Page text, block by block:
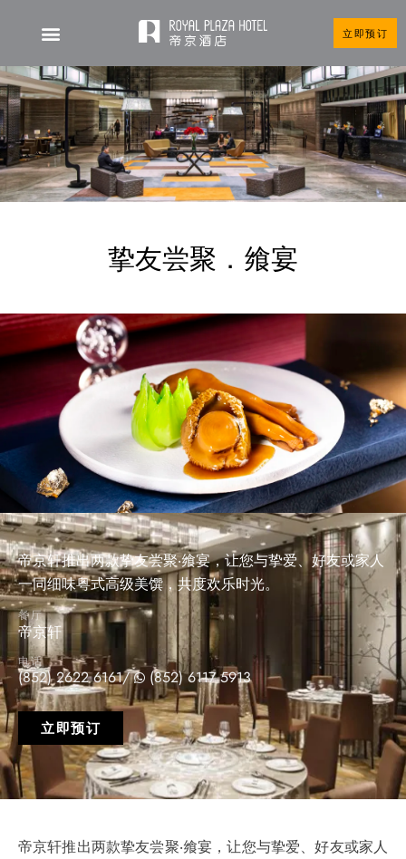
立即预订
挚友尝聚．飨宴
帝京轩推出两款挚友尝聚‧飨宴，让您与挚爱、好友或家人
一同细味粤式高级美馔，共度欢乐时光。
餐厅
帝京轩
电话
(852) 2622 6161/ (852) 6117 5913
立即预订
帝京轩推出两款挚友尝聚‧飨宴，让您与挚爱、好友或家人